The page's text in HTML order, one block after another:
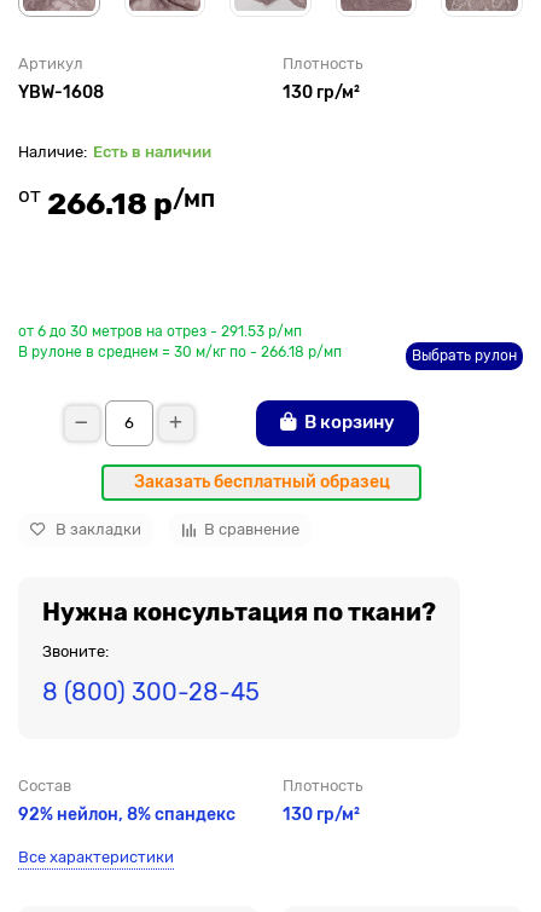
Артикул
YBW-1608
Плотность
130 гр/м²
Есть в наличии
от 266.18 р/мп
от 6 до 30 метров на отрез - 291.53 р/мп
В рулоне в среднем = 30 м/кг по - 266.18 р/мп
Выбрать рулон
В корзину
Заказать бесплатный образец
В закладки В сравнение
Нужна консультация по ткани?
Звоните:
8 (800) 300-28-45
Состав
92% нейлон, 8% спандекс
Плотность
130 гр/м²
Все характеристики